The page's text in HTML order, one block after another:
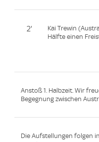
2'
Kai Trewin
Hälfte einen
Anstoß 1. Halbzeit. Wir
Begegnung zwischen
Die Aufstellungen folgen